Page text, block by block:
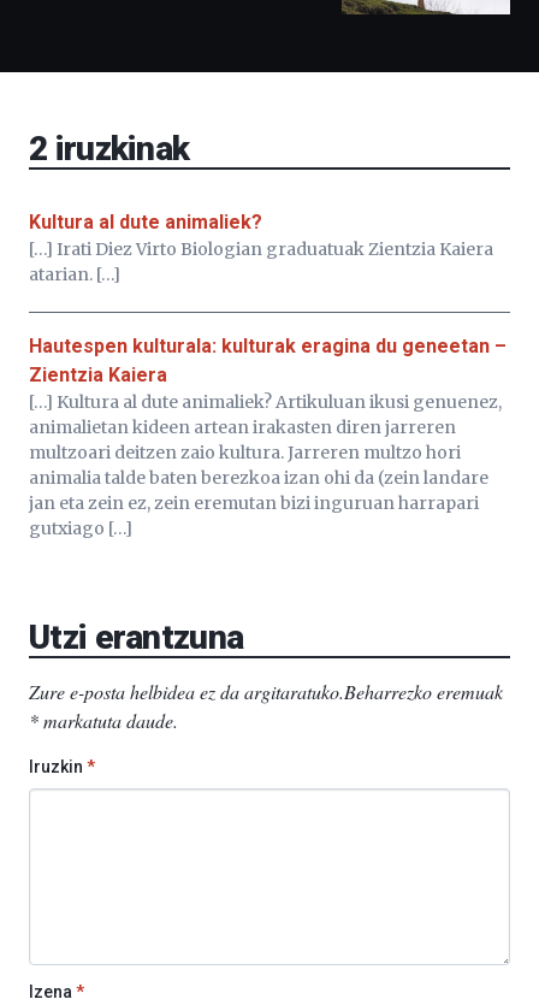
2 iruzkinak
Kultura al dute animaliek?
[…] Irati Diez Virto Biologian graduatuak Zientzia Kaiera
atarian. […]
Hautespen kulturala: kulturak eragina du geneetan –
Zientzia Kaiera
[…] Kultura al dute animaliek? Artikuluan ikusi genuenez,
animalietan kideen artean irakasten diren jarreren
multzoari deitzen zaio kultura. Jarreren multzo hori
animalia talde baten berezkoa izan ohi da (zein landare
jan eta zein ez, zein eremutan bizi inguruan harrapari
gutxiago […]
Utzi erantzuna
Zure e-posta helbidea ez da argitaratuko.Beharrezko eremuak
*markatuta daude.
Iruzkin *
Izena *